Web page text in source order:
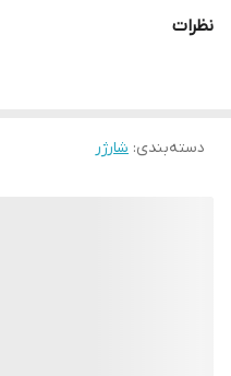
نظرات
دسته‌بندی: شارژر